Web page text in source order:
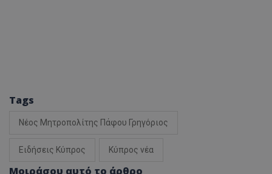
Tags
Νέος Μητροπολίτης Πάφου Γρηγόριος
Ειδήσεις Κύπρος Κύπρος νέα
Μοιράσου αυτό το άρθρο